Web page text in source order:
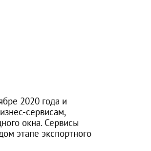
2020 года и
сервисам,
окна. Сервисы
этапе экспортного